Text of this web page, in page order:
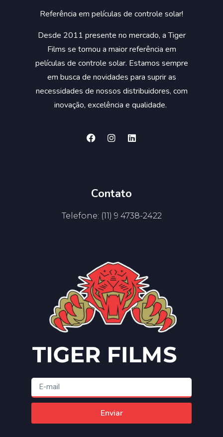
Referência em películas de controle solar!
Desde 2011 presente no mercado, a Tiger
Films se tornou a maior referência em
películas de controle solar. Estamos sempre
em busca de novidades para suprir as
necessidades de nossos distribuidores, com
inovação, excelência e qualidade.
Contato
Telefone: (11) 9 4738-2422
Enviar